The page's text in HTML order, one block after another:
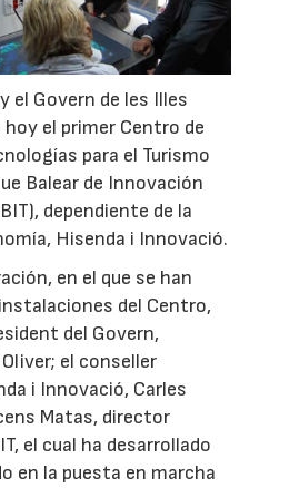
el Govern de les Illes
hoy el primer Centro de
para el Turismo
Balear de Innovación
dependiente de la
Hisenda i Innovació.
en el que se han
del Centro,
del Govern,
el conseller
i Innovació, Carles
Matas, director
el cual ha desarrollado
en la puesta en marcha